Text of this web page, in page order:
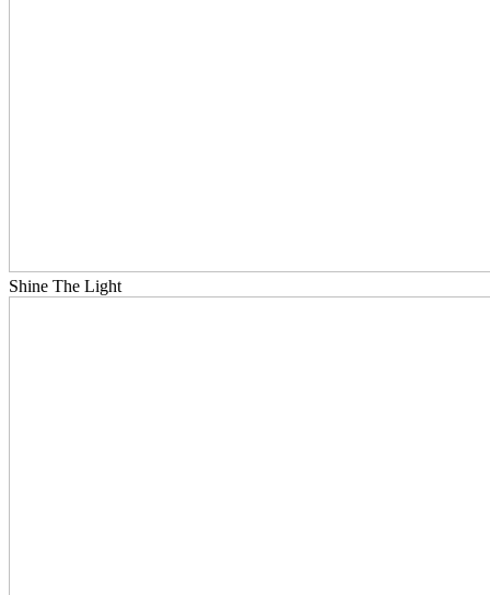
Shine The Light